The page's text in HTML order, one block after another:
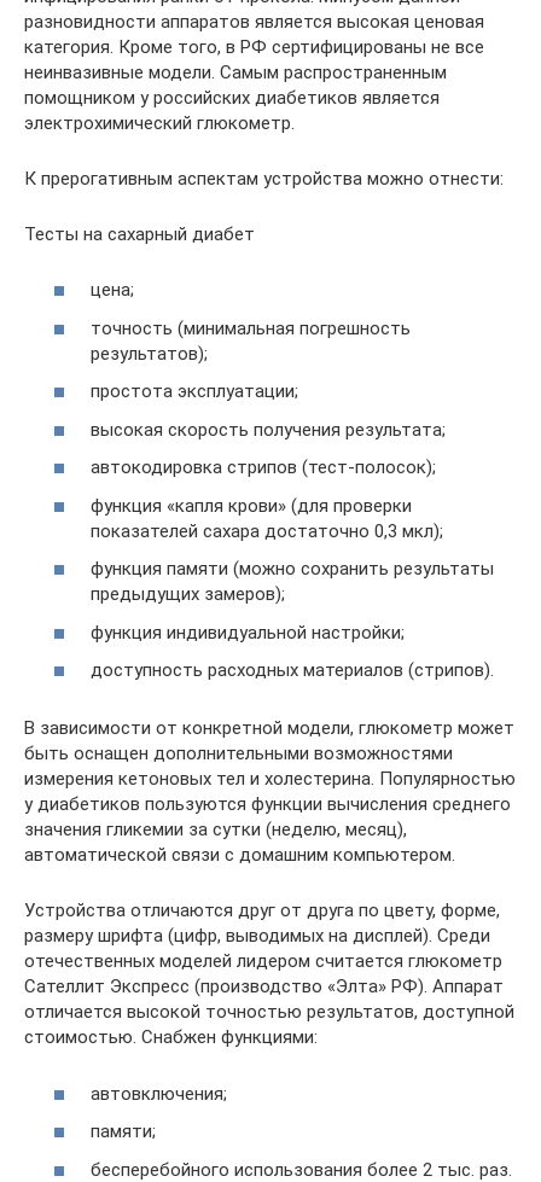
разновидности аппаратов является высокая ценовая
категория. Кроме того, в РФ сертифицированы не все
неинвазивные модели. Самым распространенным
помощником у российских диабетиков является
электрохимический глюкометр.
К прерогативным аспектам устройства можно отнести:
Тесты на сахарный диабет
цена;
точность (минимальная погрешность
результатов);
простота эксплуатации;
высокая скорость получения результата;
автокодировка стрипов (тест-полосок);
функция «капля крови» (для проверки
показателей сахара достаточно 0,3 мкл);
функция памяти (можно сохранить результаты
предыдущих замеров);
функция индивидуальной настройки;
доступность расходных материалов (стрипов).
В зависимости от конкретной модели, глюкометр может
быть оснащен дополнительными возможностями
измерения кетоновых тел и холестерина. Популярностью
у диабетиков пользуются функции вычисления среднего
значения гликемии за сутки (неделю, месяц),
автоматической связи с домашним компьютером.
Устройства отличаются друг от друга по цвету, форме,
размеру шрифта (цифр, выводимых на дисплей). Среди
отечественных моделей лидером считается глюкометр
Сателлит Экспресс (производство «Элта» РФ). Аппарат
отличается высокой точностью результатов, доступной
стоимостью. Снабжен функциями:
автовключения;
памяти;
бесперебойного использования более 2 тыс. раз.